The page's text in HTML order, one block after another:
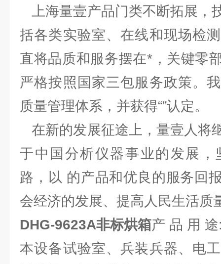
上海量壹产品门类不断拓展，
括各类实验室、在线和现场检
直将品质和服务摆在*，关键零
严格按照国家三包服务政策。
质量管理体系，并获得“”认定。
在新的发展征途上，量壹人将
于中国分析仪器事业的发展，
路，以 的产品和优良的服务回
会经济的发展、提高人民生活质
DHG-9623A非标烘箱产 品 用
本设备试验室、兵装兵器、电